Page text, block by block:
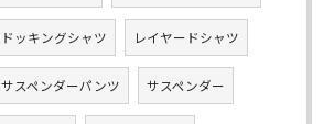
ドッキングシャツ レイヤードシャツ
サスペンダーパンツ サスペンダー